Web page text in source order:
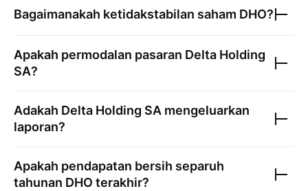
Bagaimanakah ketidakstabilan saham DHO?
Apakah permodalan pasaran Delta Holding
SA?
Adakah Delta Holding SA mengeluarkan
laporan?
Apakah pendapatan bersih separuh
tahunan DHO terakhir?